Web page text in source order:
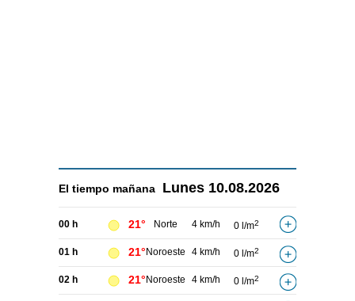
El tiempo mañana Lunes 10.08.2026
00 h 21° Norte 4 km/h 0 l/m2
01 h 21° Noroeste 4 km/h 0 l/m2
02 h 21° Noroeste 4 km/h 0 l/m2